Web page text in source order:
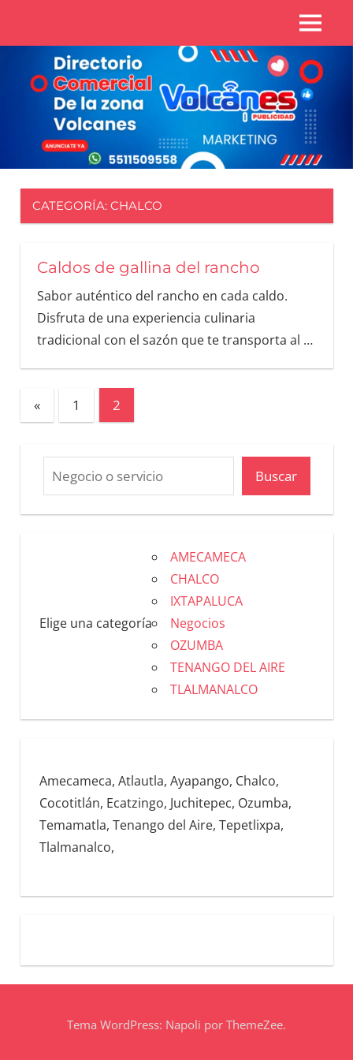
Zona
volcanes
Zona
Volcanes
CATEGORÍA: CHALCO
Caldos de gallina del rancho
Sabor auténtico del rancho en cada caldo.
Disfruta de una experiencia culinaria
tradicional con el sazón que te transporta al …
« 1 2
Buscar
Elige una categoría
AMECAMECA
CHALCO
IXTAPALUCA
Negocios
OZUMBA
TENANGO DEL AIRE
TLALMANALCO
Amecameca, Atlautla, Ayapango, Chalco,
Cocotitlán, Ecatzingo, Juchitepec, Ozumba,
Temamatla, Tenango del Aire, Tepetlixpa,
Tlalmanalco,
Tema WordPress: Napoli por ThemeZee.